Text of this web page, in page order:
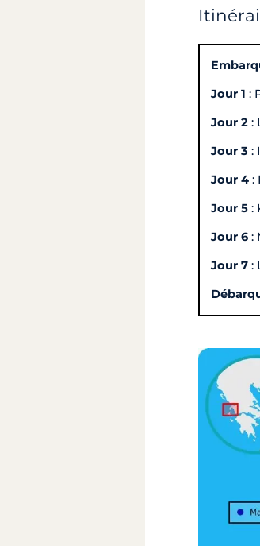
Jour 1 :
Jour 2:
Jour 3 :
Jour 4:
Jour 5:
Jour 6:
Jour 7: